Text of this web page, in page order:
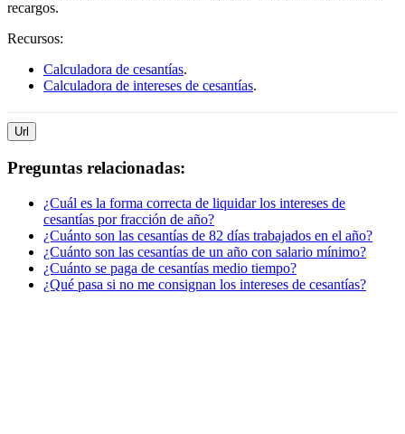
recargos.
Recursos:
Calculadora de cesantías.
Calculadora de intereses de cesantías.
Url
Preguntas relacionadas:
¿Cuál es la forma correcta de liquidar los intereses de
cesantías por fracción de año?
¿Cuánto son las cesantías de 82 días trabajados en el año?
¿Cuánto son las cesantías de un año con salario mínimo?
¿Cuánto se paga de cesantías medio tiempo?
¿Qué pasa si no me consignan los intereses de cesantías?